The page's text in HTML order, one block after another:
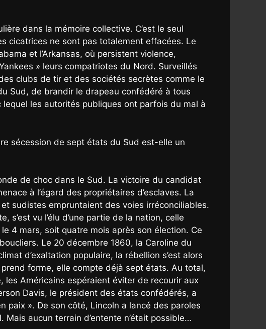
dans la mémoire collective. C’est le seul
cicatrices ne sont pas totalement effacées. Le
et l’Arkansas, où persistent violence,
» leurs compatriotes du Nord. Surveillés
clubs de tir et des sociétés secrètes comme le
Sud, de brandir le drapeau confédéré à tous
les autorités publiques ont parfois du mal à
sécession de sept états du Sud est-elle un
de choc dans le Sud. La victoire du candidat
à l’égard des propriétaires d’esclaves. La
sudistes empruntaient des voies irréconciliables.
vu l’élu d’une partie de la nation, celle
4 mars, soit quatre mois après son élection. Ce
Le 20 décembre 1860, la Caroline du
d’exaltation populaire, la rébellion s’est alors
forme, elle compte déjà sept états. Au total,
les Américains espéraient éviter de recourir aux
Davis, le président des états confédérés, a
paix ». De son côté, Lincoln a lancé des paroles
aucun terrain d’entente n’était possible…